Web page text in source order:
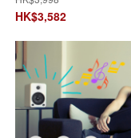
HK$3,582